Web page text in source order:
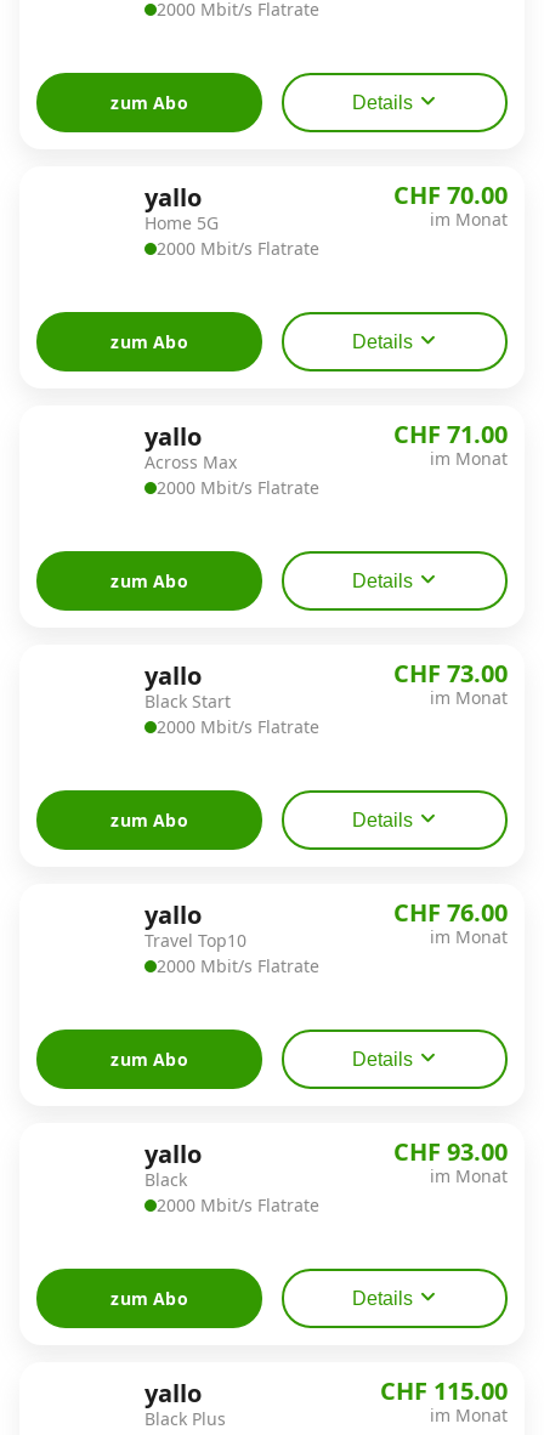
2000 Mbit/s Flatrate
zum Abo Details
yallo
Home 5G
2000 Mbit/s Flatrate
CHF 70.00
im Monat
zum Abo Details
yallo
Across Max
2000 Mbit/s Flatrate
CHF 71.00
im Monat
zum Abo Details
yallo
Black Start
2000 Mbit/s Flatrate
CHF 73.00
im Monat
zum Abo Details
yallo
Travel Top10
2000 Mbit/s Flatrate
CHF 76.00
im Monat
zum Abo Details
yallo
Black
2000 Mbit/s Flatrate
CHF 93.00
im Monat
zum Abo Details
yallo
Black Plus
CHF 115.00
im Monat